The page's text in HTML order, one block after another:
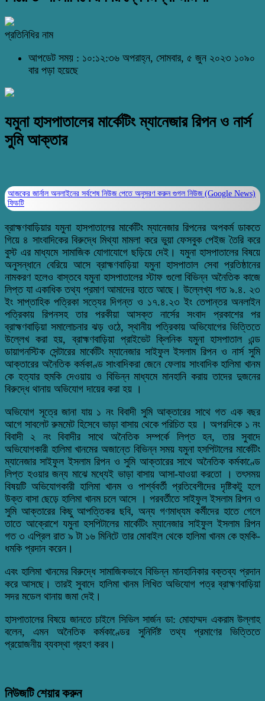
প্রতিনিধির নাম
আপডেট সময় : ১০:১২:৩৬ অপরাহ্ন, সোমবার, ৫ জুন ২০২৩ ১০৯০
বার পড়া হয়েছে
যমুনা হাসপাতালের মার্কেটিং ম্যানেজার রিপন ও নার্স
সুমি আক্তার
আজকের জার্নাল অনলাইনের সর্বশেষ নিউজ পেতে অনুসরণ করুন গুগল নিউজ (Google News)
ফিডটি
ব্রাহ্মণবাড়িয়ার যমুনা হাসপাতালের মার্কেটিং ম্যানেজার রিপনের অপকর্ম ডাকতে
গিয়ে ৪ সাংবাদিকের বিরুদ্ধে মিথ্যা মামলা করে ভুয়া ফেসবুক পেইজ তৈরি করে
বুস্ট এর মাধ্যমে সামাজিক যোগাযোগে ছড়িয়ে দেই। যমুনা হাসপাতালের বিষয়ে
অনুসন্ধানে বেরিয়ে আসে ব্রাহ্মণবাড়িয়া যমুনা হাসপাতাল সেবা প্রতিষ্ঠানের
নামকরণ হলেও বাস্তবে যমুনা হাসপাতালের স্টাফ গুলো বিভিন্ন অনৈতিক কাজে
লিপ্ত যা একাধিক তথ্য প্রমাণ আমাদের হাতে আছে। উল্লেখ্য গত ৯.৪. ২৩
ইং সাপ্তাহিক পত্রিকা সত্যের দিগন্ত ও ১৭.৪.২৩ ইং তেপান্তর অনলাইন
পত্রিকায় রিপনসহ তার পরকীয়া আসক্ত নার্সের সংবাদ প্রকাশের পর
ব্রাহ্মণবাড়িয়া সমালোচনার ঝড় ওঠে, স্থানীয় পত্রিকায় অভিযোগের ভিত্তিতে
উল্লেখ করা হয়, ব্রাহ্মণবাড়িয়া প্রাইভেট ক্লিনিক যমুনা হাসপাতাল এন্ড
ডায়াগনস্টিক সেন্টারের মার্কেটিং ম্যানেজার সাইফুল ইসলাম রিপন ও নার্স সুমি
আক্তারের অনৈতিক কর্মকাণ্ড সাংবাদিকরা জেনে ফেলায় সাংবাদিক হালিমা খানম
কে হত্যার হুমকি দেওয়ায় ও বিভিন্ন মাধ্যমে মানহানি করায় তাদের দুজনের
বিরুদ্ধে থানায় অভিযোগ দায়ের করা হয় ।
অভিযোগ সূত্রে জানা যায় ১ নং বিবাদী সুমি আক্তারের সাথে গত এক বছর
আগে সাবলেট রুমমেট হিসেবে ভাড়া বাসায় থেকে পরিচিত হয় । অপরদিকে ১ নং
বিবাদী ২ নং বিবাদীর সাথে অনৈতিক সম্পর্কে লিপ্ত হন, তার সুবাদে
অভিযোগকারী হালিমা খানমের অজান্তে বিভিন্ন সময় যমুনা হসপিটালের মার্কেটিং
ম্যানেজার সাইফুল ইসলাম রিপন ও সুমি আক্তারের সাথে অনৈতিক কর্মকাণ্ডে
লিপ্ত হওয়ার জন্য মাঝে মধ্যেই ভাড়া বাসায় আসা-যাওয়া করতো । তৎসময়
বিষয়টি অভিযোগকারী হালিমা খানম ও পার্শ্ববর্তী প্রতিবেশীদের দৃষ্টিকটু হলে
উক্ত বাসা ছেড়ে হালিমা খানম চলে আসে । পরবর্তীতে সাইফুল ইসলাম রিপন ও
সুমি আক্তারের কিছু আপত্তিকর ছবি, অন্য গণমাধ্যম কর্মীদের হাতে গেলে
তাতে আক্রোশে যমুনা হসপিটালের মার্কেটিং ম্যানেজার সাইফুল ইসলাম রিপন
গত ৩ এপ্রিল রাত ৯ টা ১৬ মিনিটে তার মোবাইল থেকে হালিমা খানম কে হুমকি-
ধমকি প্রদান করেন।
এবং হালিমা খানমের বিরুদ্ধে সামাজিকভাবে বিভিন্ন মানহানিকার বক্তব্য প্রদান
করে আসছে। তারই সুবাদে হালিমা খানম লিখিত অভিযোগ পত্র ব্রাহ্মণবাড়িয়া
সদর মডেল থানায় জমা দেই।
হাসপাতালের বিষয়ে জানতে চাইলে সিভিল সার্জন ডা: মোহাম্মদ একরাম উল্লাহ
বলেন, এমন অনৈতিক কর্মকাণ্ডের সুনির্দিষ্ট তথ্য প্রমাণের ভিত্তিতে
প্রয়োজনীয় ব্যবস্থা গ্রহণ করব।
নিউজটি শেয়ার করুন